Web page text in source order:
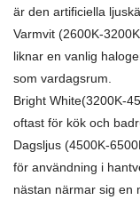
är den artificiella
Varmvit (2600K-
liknar en vanlig
som vardagsrum.
Bright White(3200K-
oftast för kök och
Dagsljus (4500K-
för användning i
nästan närmar sig en